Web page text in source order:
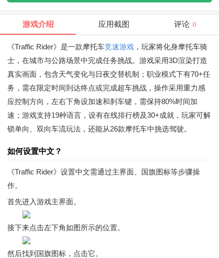
游戏介绍 应用截图 评论 0
《Traffic Rider》是一款摩托车竞速游戏 ，玩家将化身摩托车骑
士，在城市与公路场景中完成任务挑战。游戏采用3D渲染打造
真实画面，包含天气变化与日夜交替机制；职业模式下有70+任
务，需在限定时间到达终点或完成超车挑战，操作采用重力感
应控制方向，左右下角设加速和刹车键，需保持80%时间加
速；游戏支持19种语言，设有在线排行榜及30+成就，玩家可解
锁单向、双向车流玩法，还能从26款摩托车中挑选驾驶。
如何设置中文？
《Traffic Rider》设置中文需通过主界面、国旗图标等步骤操
作。
首先进入游戏主界面。
接下来点击左下角如图所示的位置。
然后找到国旗图标，点击它。